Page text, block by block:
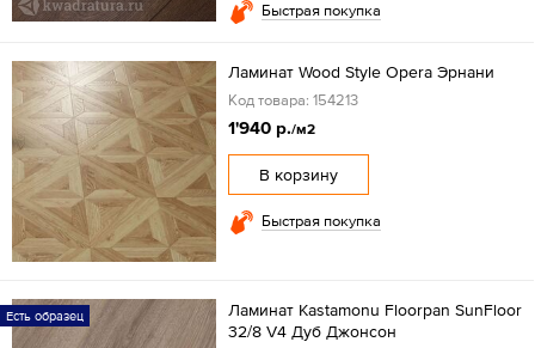
Быстрая покупка
Ламинат Wood Style Opera Эрнани
Код товара: 154213
1'940 р./м2
В корзину
Быстрая покупка
Есть образец
Ламинат Kastamonu Floorpan SunFloor
32/8 V4 Дуб Джонсон